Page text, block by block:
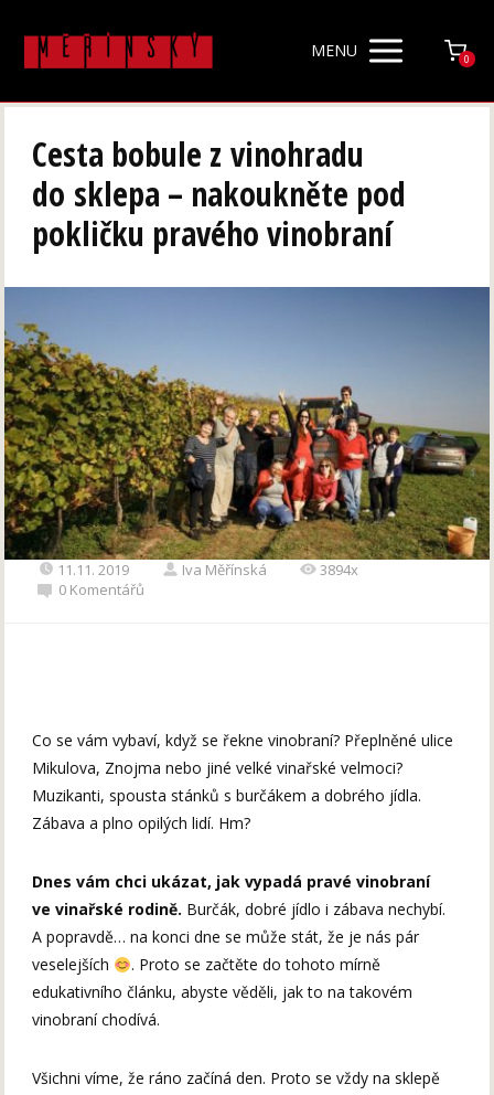
MENU 0
Cesta bobule z vinohradu
do sklepa – nakoukněte pod
pokličku pravého vinobraní
11.11. 2019 Iva Měřínská
3894x
0 Komentářů
Co se vám vybaví, když se řekne vinobraní? Přeplněné ulice
Mikulova, Znojma nebo jiné velké vinařské velmoci?
Muzikanti, spousta stánků s burčákem a dobrého jídla.
Zábava a plno opilých lidí. Hm?
Dnes vám chci ukázat, jak vypadá pravé vinobraní
ve vinařské rodině. Burčák, dobré jídlo i zábava nechybí.
A popravdě… na konci dne se může stát, že je nás pár
veselejších
. Proto se začtěte do tohoto mírně
edukativního článku, abyste věděli, jak to na takovém
vinobraní chodívá.
Všichni víme, že ráno začíná den. Proto se vždy na sklepě